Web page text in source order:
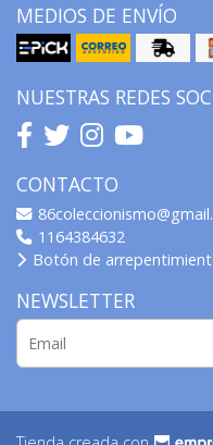
MEDIOS DE ENVÍO
NUESTRAS REDES
CONTACTO
1164384632
Botón de
NEWSLETTER